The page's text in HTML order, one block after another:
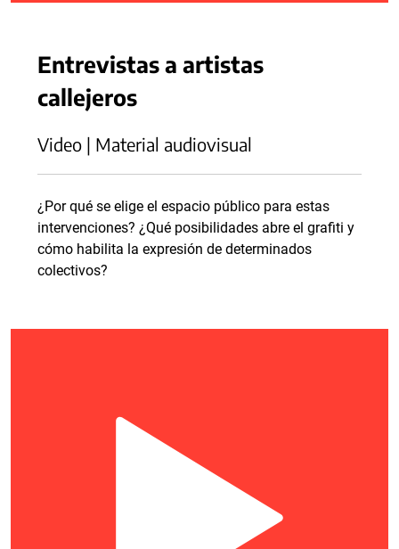
Entrevistas a artistas
callejeros
Video | Material audiovisual
¿Por qué se elige el espacio público para estas
intervenciones? ¿Qué posibilidades abre el grafiti y
cómo habilita la expresión de determinados
colectivos?